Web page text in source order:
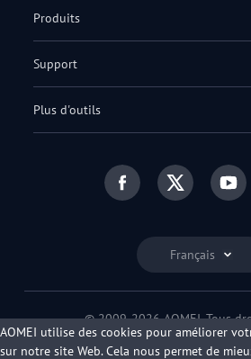
Français
Produits
Support
Plus d'outils
© 2009-2026 AOMEI. Tous
Politique de confidentialité|
AOMEI utilise des cookies pour améliorer
sur notre site Web. Cela nous permet de